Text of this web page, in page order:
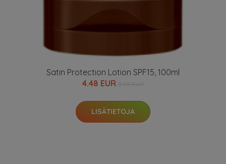
Satin Protection Lotion SPF15, 100ml
4.48 EUR
LISÄTIETOJA